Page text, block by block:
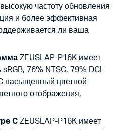
частоту обновления
и более эффективная
ли ваша
ZEUSLAP-P16K имеет
sRGB, 76% NTSC, 79% DCI-
насыщенный цветной
отображения,
C ZEUSLAP-P16K имеет